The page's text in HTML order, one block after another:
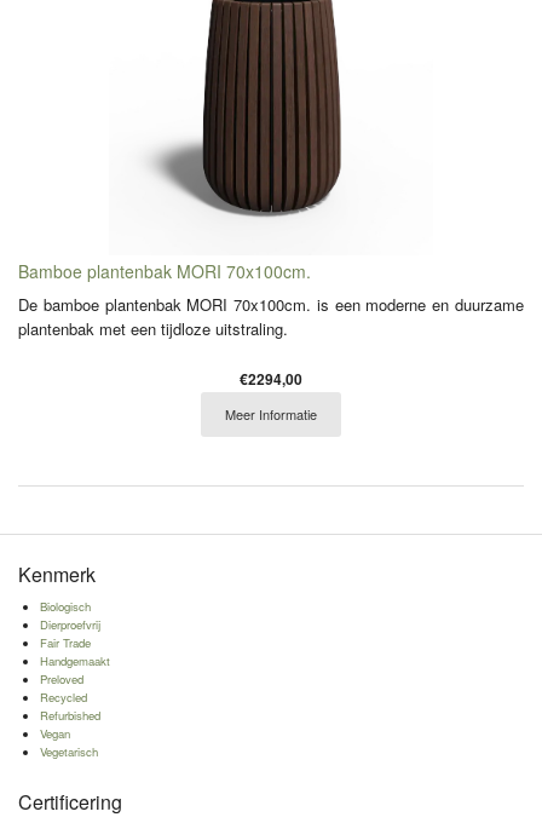
Bamboe plantenbak MORI 70x100cm.
De bamboe plantenbak MORI 70x100cm. is een moderne en duurzame
plantenbak met een tijdloze uitstraling.
€2294,00
Meer Informatie
Kenmerk
Biologisch
Dierproefvrij
Fair Trade
Handgemaakt
Preloved
Recycled
Refurbished
Vegan
Vegetarisch
Certificering